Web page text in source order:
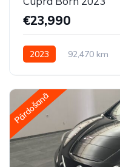
€23,990
2023 92,470 km
Pārdošanā